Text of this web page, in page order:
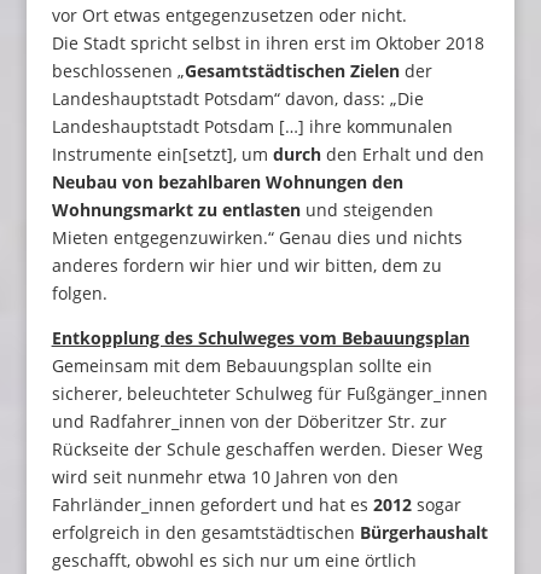
vor Ort etwas entgegenzusetzen oder nicht.
Die Stadt spricht selbst in ihren erst im Oktober 2018
beschlossenen „Gesamtstädtischen Zielender
Landeshauptstadt Potsdam“ davon, dass: „Die
Landeshauptstadt Potsdam […] ihre kommunalen
Instrumente ein[setzt], um durchden Erhalt und den
Neubau von bezahlbaren Wohnungen den
Wohnungsmarkt zu entlastenund steigenden
Mieten entgegenzuwirken.“ Genau dies und nichts
anderes fordern wir hier und wir bitten, dem zu
folgen.
Entkopplung des Schulweges vom Bebauungsplan
Gemeinsam mit dem Bebauungsplan sollte ein
sicherer, beleuchteter Schulweg für Fußgänger_innen
und Radfahrer_innen von der Döberitzer Str. zur
Rückseite der Schule geschaffen werden. Dieser Weg
wird seit nunmehr etwa 10 Jahren von den
Fahrländer_innen gefordert und hat es 2012sogar
erfolgreich in den gesamtstädtischen Bürgerhaushalt
geschafft, obwohl es sich nur um eine örtlich